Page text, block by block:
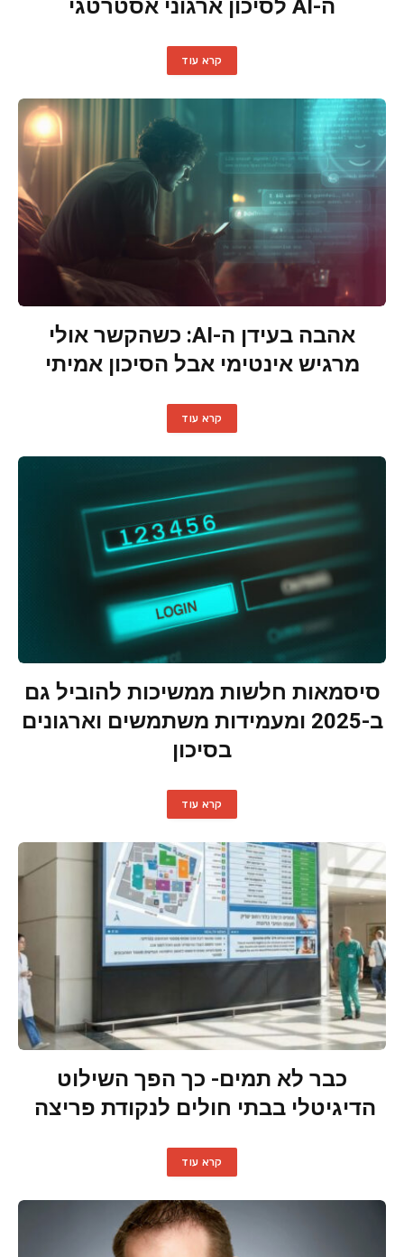
ה-AI לסיכון ארגוני אסטרטגי
קרא עוד
אהבה בעידן ה-AI: כשהקשר אולי
מרגיש אינטימי אבל הסיכון אמיתי
קרא עוד
סיסמאות חלשות ממשיכות להוביל גם
ב-2025 ומעמידות משתמשים וארגונים
בסיכון
קרא עוד
כבר לא תמים- כך הפך השילוט
הדיגיטלי בבתי חולים לנקודת פריצה
קרא עוד